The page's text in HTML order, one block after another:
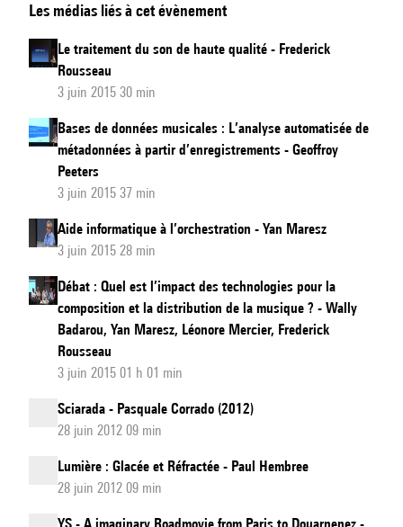
de
données
musicales
Les
métadonnées
dans
œuvres
importance
pour
créateurs
Les médias liés à cet évènement
Le traitement du son de haute qualité - Frederick
Rousseau
3 juin 2015 30 min
Bases de données musicales : L’analyse automatisée de
métadonnées à partir d’enregistrements - Geoffroy
Peeters
3 juin 2015 37 min
Aide informatique à l’orchestration - Yan Maresz
3 juin 2015 28 min
Débat : Quel est l’impact des technologies pour la
composition et la distribution de la musique ? - Wally
Badarou, Yan Maresz, Léonore Mercier, Frederick
Rousseau
3 juin 2015 01 h 01 min
Sciarada - Pasquale Corrado (2012)
28 juin 2012 09 min
Lumière : Glacée et Réfractée - Paul Hembree
28 juin 2012 09 min